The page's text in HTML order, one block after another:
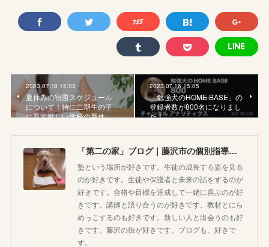
2023.07.18 15:05
夏休みの宿題スケジュール
について！特に二期生の子
に見て欲しい学校の夏休…
2023.07.16 15:05
「勉強犬のHOME BASE」の
登録者数が800名になりまし
た！
「第二の家」ブログ｜藤沢市の個別指導塾のお話
塾という場所が好きです。生徒の成長する姿を見る
のが好きです。生徒や保護者と未来の話をするのが
好きです。合格や目標を達成して一緒に喜ぶのが好
きです。講師と語り合うのが好きです。教材とにら
めっこするのも好きです。新しい人と出会うのも好
きです。藤沢の街が好きです。ブログも、好きで
す。